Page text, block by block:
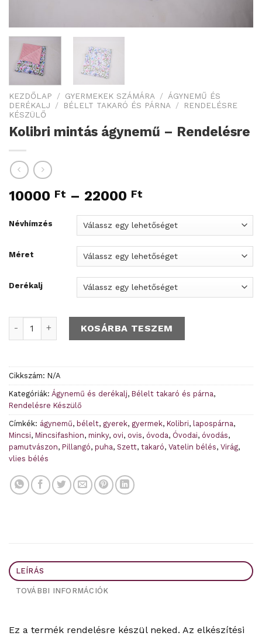
KEZDŐLAP / GYERMEKEK SZÁMÁRA / ÁGYNEMŰ ÉS
DERÉKALJ
/ BÉLELT TAKARÓ ÉS PÁRNA /
RENDELÉSRE
KÉSZÜLŐ
Kolibri mintás ágynemű – Rendelésre
10000 Ft – 22000 Ft
Névhímzés
Méret
Derékalj
Kolibri mintás ágynemű - Rendelésre mennyiség
KOSÁRBA TESZEM
Cikkszám: N/A
Kategóriák: Ágynemű és derékalj, Bélelt takaró és párna,
Rendelésre Készülő
Címkék: ágynemű, bélelt, gyerek, gyermek, Kolibri, lapospárna,
Mincsi, Mincsifashion, minky, ovi, ovis, óvoda, Óvodai, óvodás,
pamutvászon, Pillangó, puha, Szett, takaró, Vatelin bélés, Virág,
vlies bélés
LEÍRÁS
TOVÁBBI INFORMÁCIÓK
Ez a termék rendelésre készül neked. Az elkészítési